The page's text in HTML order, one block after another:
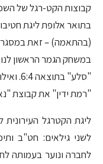
קבוצות הקט-רגל של
בתואר אלופת ליגת
(בהתאמה) – זאת
במשחק הגמר הראשון
"סלע"
"רמת ידין" את קבוצת
לשני גילאים: חט"ב
לחברה ונוער בעמותה